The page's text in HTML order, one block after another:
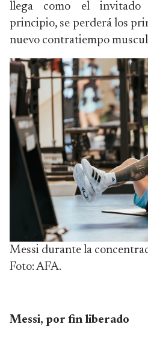
llega como el invitado
principio, se perderá los
nuevo contratiempo
Messi durante la
Foto: AFA.
Messi, por fin liberado